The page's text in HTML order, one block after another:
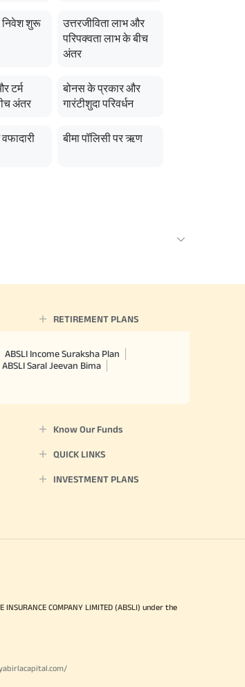
शुरू
उत्तरजीविता लाभ और
परिपक्वता लाभ के बीच
अंतर
टर्म
अंतर
बोनस के प्रकार और
गारंटीशुदा परिवर्धन
बीमा पॉलिसी पर ऋण
RETIREMENT PLANS
ABSLI Income Suraksha Plan
ABSLI Saral Jeevan Bima
Know Our Funds
QUICK LINKS
INVESTMENT PLANS
COMPANY LIMITED (ABSLI) under the